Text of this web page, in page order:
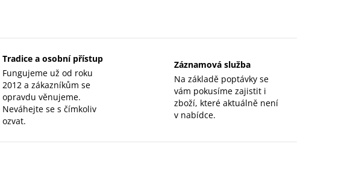
Tradice a osobní přístup
Fungujeme už od roku
2012 a zákazníkům se
opravdu věnujeme.
Neváhejte se s čímkoliv
ozvat.
Záznamová služba
Na základě poptávky se
vám pokusíme zajistit i
zboží, které aktuálně není
v nabídce.